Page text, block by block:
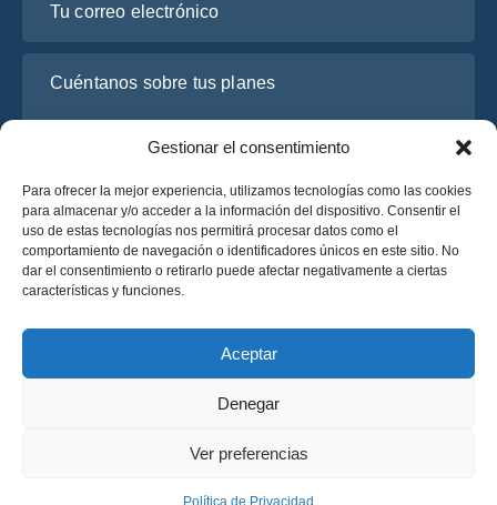
Gestionar el consentimiento
Para ofrecer la mejor experiencia, utilizamos tecnologías como las cookies
para almacenar y/o acceder a la información del dispositivo. Consentir el
uso de estas tecnologías nos permitirá procesar datos como el
comportamiento de navegación o identificadores únicos en este sitio. No
dar el consentimiento o retirarlo puede afectar negativamente a ciertas
características y funciones.
Aceptar
Denegar
Ver preferencias
Política de Privacidad
Política de Privacidad
Términos y Condiciones
He leído y acepto la
Solicite un presupuesto
Solicite un presupuesto